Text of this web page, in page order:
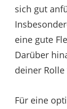
sich gut
eine gute
Darüber
deiner
Für eine